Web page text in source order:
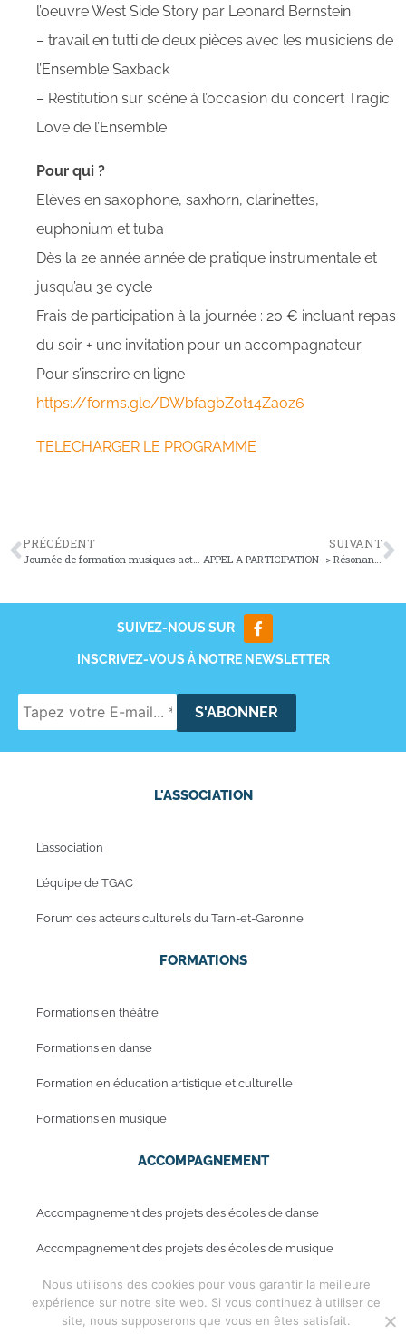
l’oeuvre West Side Story par Leonard Bernstein
– travail en tutti de deux pièces avec les musiciens de
l’Ensemble Saxback
– Restitution sur scène à l’occasion du concert Tragic
Love de l’Ensemble
Pour qui ?
Elèves en saxophone, saxhorn, clarinettes,
euphonium et tuba
Dès la 2e année année de pratique instrumentale et
jusqu’au 3e cycle
Frais de participation à la journée : 20 € incluant repas
du soir + une invitation pour un accompagnateur
Pour s’inscrire en ligne
https://forms.gle/DWbfagbZot14Zaoz6
TELECHARGER LE PROGRAMME
PRÉCÉDENT
Journée de formation musiques actuelles : Comment structurer son projet ?
SUIVANT
APPEL A PARTICIPATION -> Résonances 2026
SUIVEZ-NOUS SUR
INSCRIVEZ-VOUS À NOTRE NEWSLETTER
L'ASSOCIATION
L’association
L’équipe de TGAC
Forum des acteurs culturels du Tarn-et-Garonne
FORMATIONS
Formations en théâtre
Formations en danse
Formation en éducation artistique et culturelle
Formations en musique
ACCOMPAGNEMENT
Accompagnement des projets des écoles de danse
Accompagnement des projets des écoles de musique
Mentions légales
Copyright © 2019 - Periwinkle
Nous utilisons des cookies pour vous garantir la meilleure
expérience sur notre site web. Si vous continuez à utiliser ce
site, nous supposerons que vous en êtes satisfait.